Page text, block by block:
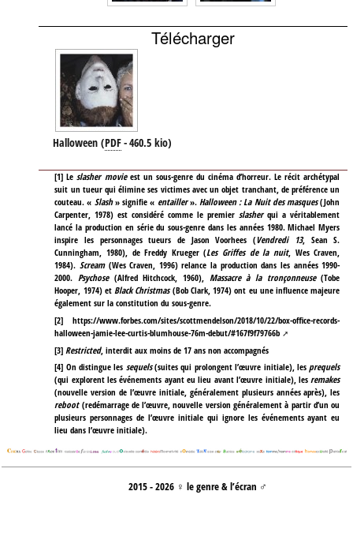
Télécharger
Halloween (PDF-460.5 kio)
[1]Leslasher movie est un sous-genre du cinéma d’horreur. Le récit archétypal
suit un tueur qui élimine ses victimes avec un objet tranchant, de préférence un
couteau. « Slash» signifie « entailler».Halloween : La Nuit des masques(John
Carpenter, 1978) est considéré comme le premierslasherqui a véritablement
lancé la production en série du sous-genre dans les années 1980. Michael Myers
inspire les personnages tueurs de Jason Voorhees (Vendredi 13, Sean S.
Cunningham, 1980), de Freddy Krueger (Les Griffes de la nuit, Wes Craven,
1984). Scream (Wes Craven, 1996) relance la production dans les années 1990-
2000. Psychose (Alfred Hitchcock, 1960), Massacre à la tronçonneuse(Tobe
Hooper, 1974) etBlack Christmas(Bob Clark, 1974) ont eu une influence majeure
également sur la constitution du sous-genre.
[2]https://www.forbes.com/sites/scottmendelson/2018/10/22/box-office-records-
halloween-jamie-lee-curtis-blumhouse-76m-debut/#167f9f79766b
[3] Restricted, interdit aux moins de 17 ans non accompagnés
[4] On distingue les sequels(suites qui prolongent l’œuvre initiale), lesprequels
(qui explorent les événements ayant eu lieu avant l’œuvre initiale), lesremakes
(nouvelle version de l’œuvre initiale, généralement plusieurs années après), les
reboot (redémarrage de l’œuvre, nouvelle version généralement à partir d’un ou
plusieurs personnages de l’œuvre initiale qui ignore les événements ayant eu
lieu dans l’œuvre initiale).
2015 - 2026 ♀ le genre & l’écran ♂